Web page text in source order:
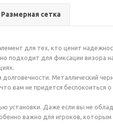
Размерная сетка
для тех, кто ценит
подходит для фиксации визора
Металлический
вам не придется беспокоиться
установки. Даже если вы не
важно для игроков,